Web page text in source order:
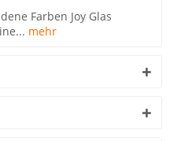
Farben Joy Glas
mehr